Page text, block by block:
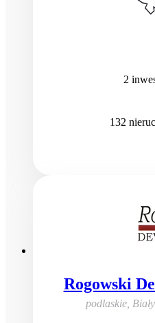
2
132
Rogowski
podlaskie,